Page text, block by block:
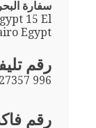
سفارة
15 El
Egypt
رقم
996
رقم